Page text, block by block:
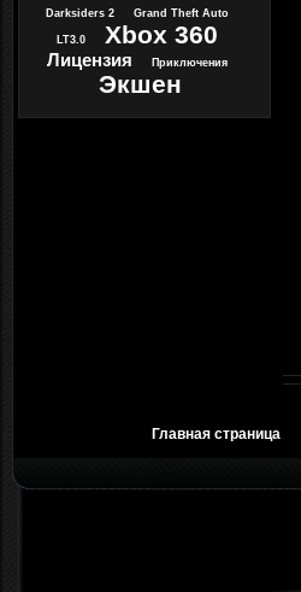
Darksiders 2
Grand Theft Auto
LT3.0 Xbox 360
Лицензия Приключения
Экшен
Главная страница